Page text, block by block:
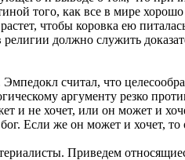
того, как все в мире
чтобы коровка ею
должно служить
считал, что
аргументу резко
и не хочет, или он может и
Если же он может и хочет,
Приведем